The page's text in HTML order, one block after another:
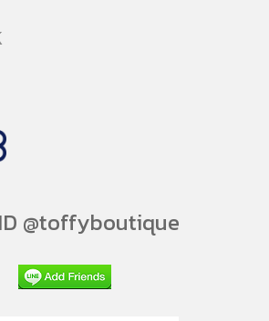
@toffyboutique